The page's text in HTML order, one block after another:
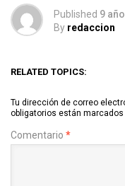
Published 9
By redaccion
RELATED TOPICS:
Tu dirección de correo
obligatorios están marcados
Comentario *